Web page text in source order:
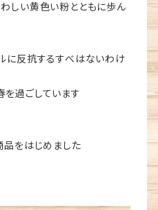
しい黄色い粉とともに歩ん
に反抗するすべはないわけ
過ごしています
品をはじめました